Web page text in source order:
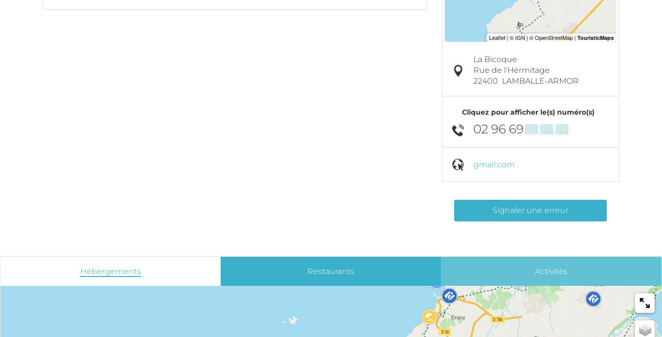
La Bicoque
Rue de l'Hermitage
22400 LAMBALLE-ARMOR
Cliquez pour afficher le(s) numéro(s)
02 96 69▒▒ ▒▒ ▒▒
gmail.com
Signaler une erreur
Hébergements Restaurants Activités